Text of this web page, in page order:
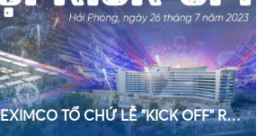
MẶT DỰ ÁN HẢI AN CENTER VÀ RA MẮT 42 CĂN VILLA SIÊU VIP TẠI DỰ ÁN DRAGON OCEAN ĐỒ SƠN